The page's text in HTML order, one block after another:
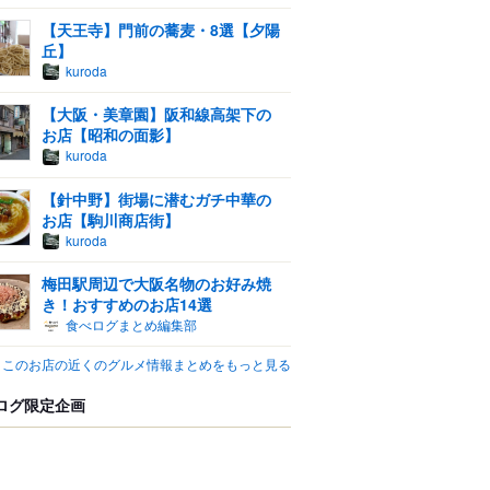
【天王寺】門前の蕎麦・8選【夕陽
丘】
kuroda
【大阪・美章園】阪和線高架下の
お店【昭和の面影】
kuroda
【針中野】街場に潜むガチ中華の
お店【駒川商店街】
kuroda
梅田駅周辺で大阪名物のお好み焼
き！おすすめのお店14選
食べログまとめ編集部
このお店の近くのグルメ情報まとめをもっと見る
グ限定企画